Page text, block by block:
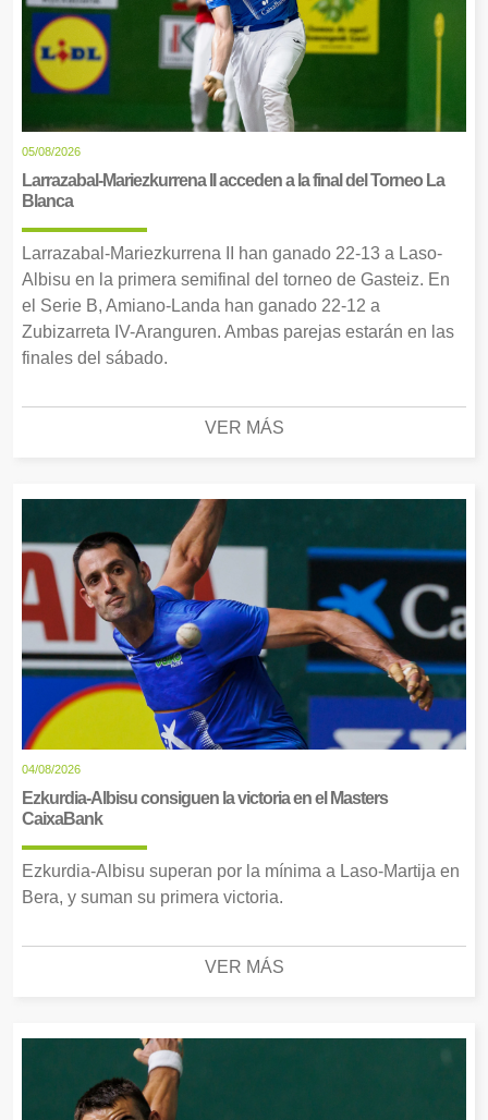
05/08/2026
Larrazabal-Mariezkurrena II acceden a la final del Torneo La
Blanca
Larrazabal-Mariezkurrena II han ganado 22-13 a Laso-
Albisu en la primera semifinal del torneo de Gasteiz. En
el Serie B, Amiano-Landa han ganado 22-12 a
Zubizarreta IV-Aranguren. Ambas parejas estarán en las
finales del sábado.
VER MÁS
04/08/2026
Ezkurdia-Albisu consiguen la victoria en el Masters
CaixaBank
Ezkurdia-Albisu superan por la mínima a Laso-Martija en
Bera, y suman su primera victoria.
VER MÁS